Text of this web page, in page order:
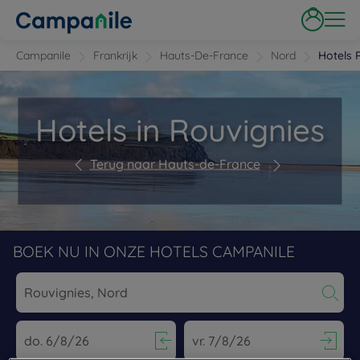
Campanile Frankrijk Hauts-De-France Nord Hotels
Hotels in Rouvignies
Terug naar Hauts-de-France
BOEK NU IN ONZE HOTELS CAMPANILE